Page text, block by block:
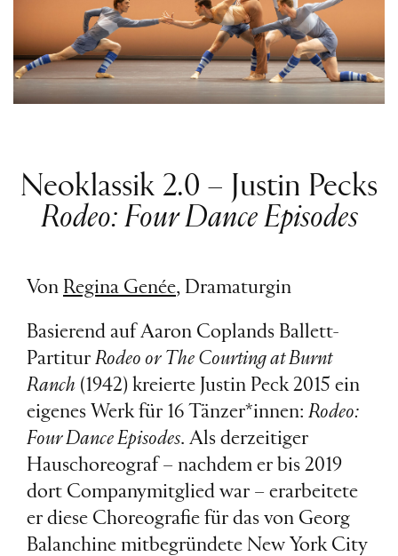
Neoklassik 2.0 – Justin Pecks
Rodeo: Four Dance Episodes
Von Regina Genée, Dramaturgin
Basierend auf Aaron Coplands Ballett-
Partitur Rodeo or The Courting at Burnt
Ranch (1942) kreierte Justin Peck 2015 ein
eigenes Werk für 16 Tänzer*innen: Rodeo:
Four Dance Episodes. Als derzeitiger
Hauschoreograf – nachdem er bis 2019
dort Companymitglied war – erarbeitete
er diese Choreografie für das von Georg
Balanchine mitbegründete New York City